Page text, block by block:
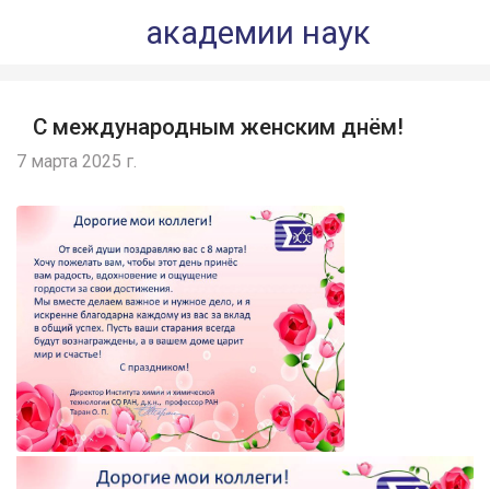
академии наук
С международным женским днём!
7 марта 2025 г.